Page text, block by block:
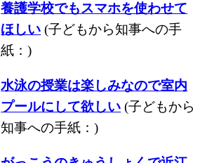
養護学校でもスマホを使わせて
ほしい (子どもから知事への手
紙：)
水泳の授業は楽しみなので室内
プールにして欲しい (子どもから
知事への手紙：)